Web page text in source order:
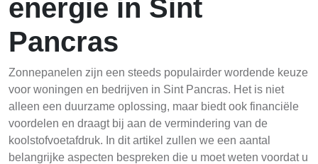
energie in Sint
Pancras
Zonnepanelen zijn een steeds populairder wordende keuze
voor woningen en bedrijven in Sint Pancras. Het is niet
alleen een duurzame oplossing, maar biedt ook financiële
voordelen en draagt bij aan de vermindering van de
koolstofvoetafdruk. In dit artikel zullen we een aantal
belangrijke aspecten bespreken die u moet weten voordat u